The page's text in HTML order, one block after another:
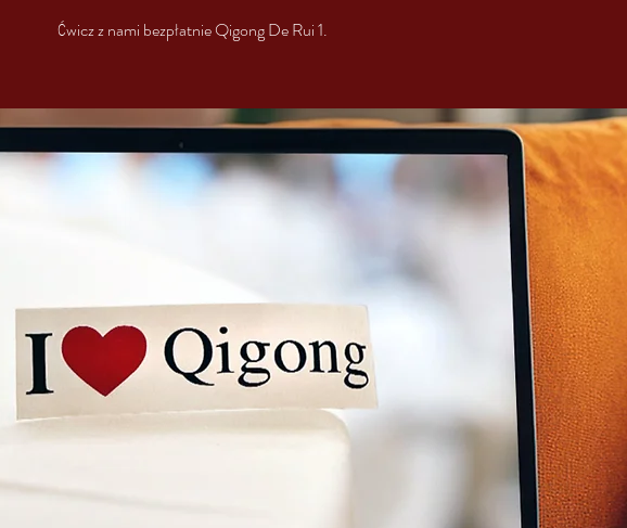
Ćwicz z nami bezpłatnie Qigong De Rui 1.